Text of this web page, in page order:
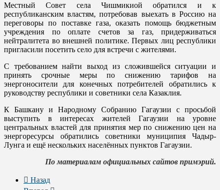
Местный Совет села Чишмикиой обратился и к
республиканским властям, потребовав выехать в Россию на
переговоры по поставке газа, оказать помощь бюджетным
учреждения по оплате счетов за газ, придерживаться
нейтралитета во внешней политике. Первых лиц республики
пригласили посетить село для встречи с жителями.
С требованием найти выход из сложившейся ситуации и
принять срочные меры по снижению тарифов на
энергоносители для конечных потребителей обратились к
руководству республики и советники села Казаклия.
К Башкану и Народному Собранию Гагаузии с просьбой
выступить в интересах жителей Гагаузии на уровне
центральных властей для принятия мер по снижению цен на
энергоресурсы обратились советники муниципия Чадыр-
Лунга и ещё нескольких населённых пунктов Гагаузии.
По материалам официальных сайтов примэрий.
Назад